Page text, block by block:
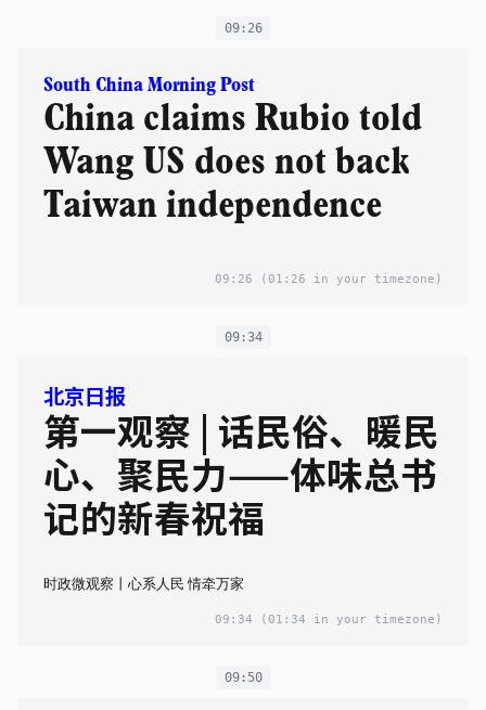
09:26
South China Morning Post
China claims Rubio told
Wang US does not back
Taiwan independence
09:26 (01:26 in your timezone)
09:34
北京日报
第一观察 | 话民俗、暖民
心、聚民力——体味总书
记的新春祝福
时政微观察丨心系人民 情牵万家
09:34 (01:34 in your timezone)
09:50